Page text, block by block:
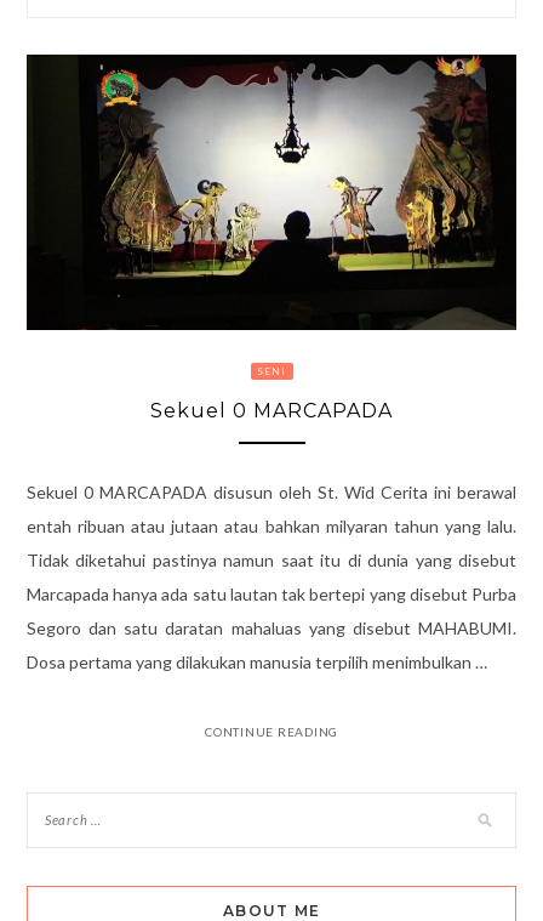
SENI
Sekuel 0 MARCAPADA
Sekuel 0 MARCAPADA disusun oleh St. Wid Cerita ini berawal
entah ribuan atau jutaan atau bahkan milyaran tahun yang lalu.
Tidak diketahui pastinya namun saat itu di dunia yang disebut
Marcapada hanya ada satu lautan tak bertepi yang disebut Purba
Segoro dan satu daratan mahaluas yang disebut MAHABUMI.
Dosa pertama yang dilakukan manusia terpilih menimbulkan …
CONTINUE READING
ABOUT ME